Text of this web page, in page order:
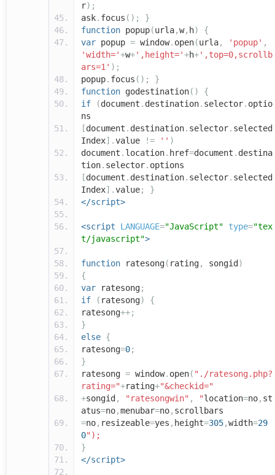
r);
ask. focus ();
}
function popup(urla,w, h)
{
var popup = window. open(urla, 'popup' ,
'width='+w+',height='+h+',top=0,scrollb
ars=1' );
popup. focus ();
}
function godestination()
{
if
(document . destination. selector. optio
ns
[document . destination. selector. selected
Index].value != '' )
document . location. href=document . destina
tion. selector. options
[document . destination. selector. selected
Index].value;
}
</script>
<script LANGUAGE="JavaScript" type="tex
t/javascript">
function ratesong( rating, songid )
{
var ratesong;
if
( ratesong)
{
ratesong++;
}
else {
ratesong=0;
}
ratesong = window. open( "./ratesong.php?
rating="+rating+"&checkid="
+songid , "ratesongwin" , "location=no, st
atus=no,menubar=no, scrollbars
=no, resizeable=yes , height=305,width=29
0");
}
</script>